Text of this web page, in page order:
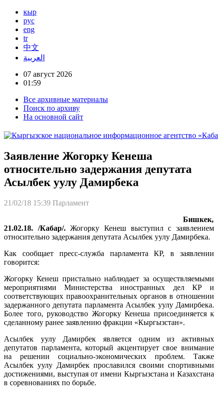
кыр
рус
eng
tr
中文
العربية
07 август 2026
01:59
Все архивные материалы
Поиск по архиву
На основной сайт
Заявление Жогорку Кенеша
относительно задержания депутата
Асылбек уулу Дамирбека
21/02/18 15:39 Парламент
Бишкек,
21.02.18. /Кабар/.Жогорку Кенеш выступил с заявлением
относительно задержания депутата Асылбек уулу Дамирбека.
Как сообщает пресс-служба парламента КР, в заявлении
говорится:
Жогорку Кенеш пристально наблюдает за осуществляемыми
мероприятиями Министерства иностранных дел КР и
соответствующих правоохранительных органов в отношении
задержанного депутата парламента Асылбек уулу Дамирбека.
Более того, руководство Жогорку Кенеша присоединяется к
сделанному ранее заявлению фракции «Кыргызстан».
Асылбек уулу Дамирбек является одним из активных
депутатов парламента, который акцентирует свое внимание
на решении социально-экономических проблем. Также
Асылбек уулу Дамирбек прославился своими спортивными
достижениями, выступая от имени Кыргызстана и Казахстана
в соревнованиях по борьбе.